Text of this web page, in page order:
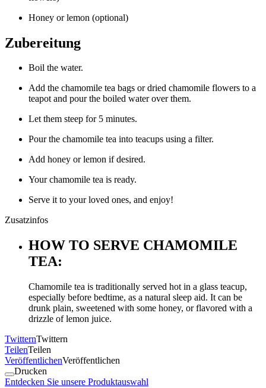
Honey or lemon (optional)
Zubereitung
Boil the water.
Add the chamomile tea bags or dried chamomile flowers to a
teapot and pour the boiled water over them.
Let them steep for 5 minutes.
Pour the chamomile tea into teacups using a filter.
Add honey or lemon if desired.
Your chamomile tea is ready.
Serve it to your loved ones, and enjoy!
Zusatzinfos
HOW TO SERVE CHAMOMILE
TEA:
Chamomile tea is traditionally served hot in a glass teacup,
especially before bedtime, as a natural sleep aid. It can be
drunk plain, sweetened with some honey, or flavored with a
drizzle of lemon juice.
TwitternTwittern
TeilenTeilen
VeröffentlichenVeröffentlichen
Drucken
Entdecken Sie unsere Produktauswahl